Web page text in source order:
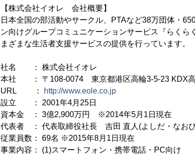
【株式会社イオレ 会社概要】
日本全国の部活動やサークル、PTAなど38万団体・
ン向けグループコミュニケーションサービス『らく
まざまな生活者支援サービスの提供を行っています。
社名 ： 株式会社イオレ
本社 ： 〒108-0074 東京都港区高輪3-5-23 KDX高
URL ：
http://www.eole.co.jp
設立 ： 2001年4月25日
資本金 ： 3億2,900万円 ※2014年5月1日現在
代表者 ： 代表取締役社長 吉田 直人(よしだ・なお
従業員数： 69名 ※2015年8月1日現在
事業内容： (1)スマートフォン・携帯電話・PC向け